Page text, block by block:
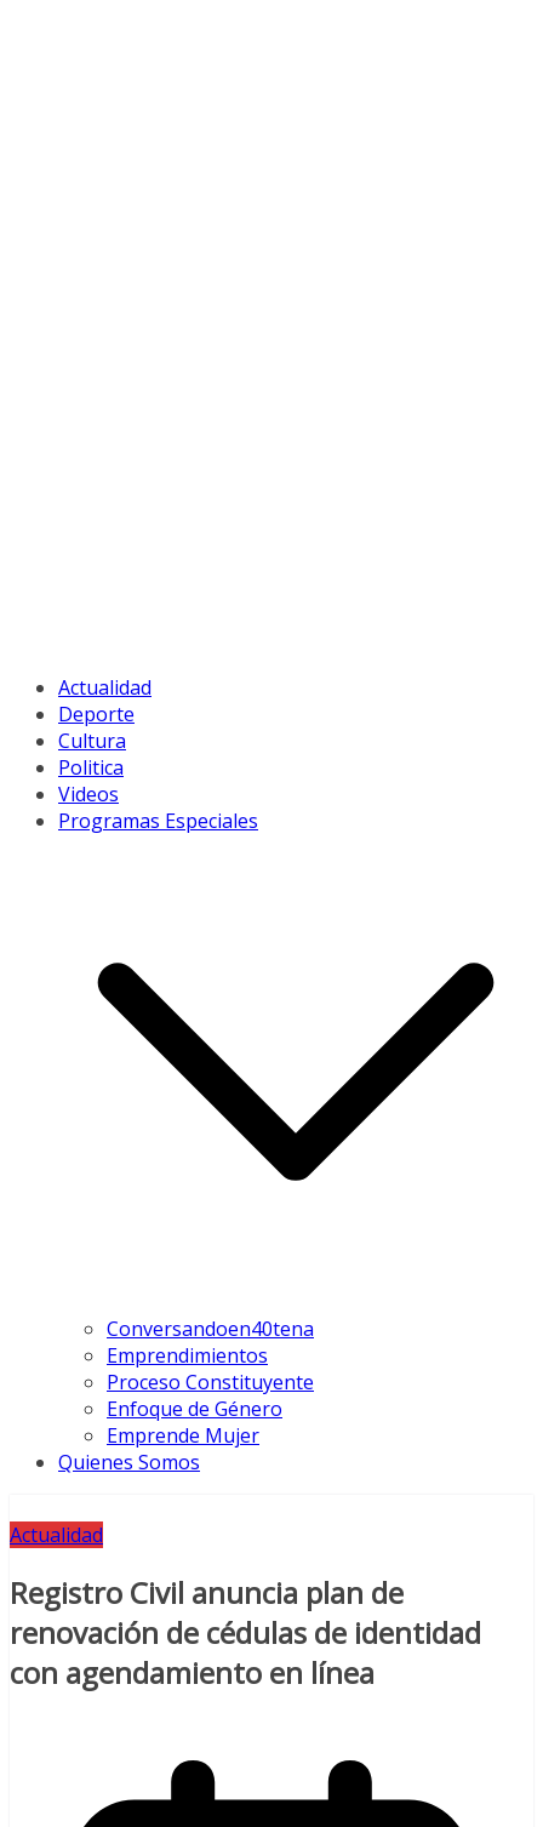
Actualidad
Deporte
Cultura
Politica
Videos
Programas Especiales
Conversandoen40tena
Emprendimientos
Proceso Constituyente
Enfoque de Género
Emprende Mujer
Quienes Somos
Actualidad
Registro Civil anuncia plan de
renovación de cédulas de identidad
con agendamiento en línea